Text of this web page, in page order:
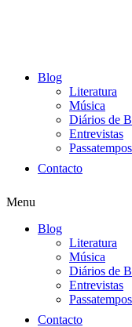
Blog
Literatura
Música
Diários de
Entrevistas
Passatempos
Contacto
Menu
Blog
Literatura
Música
Diários de
Entrevistas
Passatempos
Contacto